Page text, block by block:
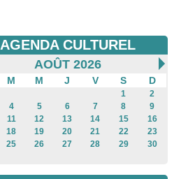
AGENDA CULTUREL
AOÛT 2026
M M J V S D
1
2
4 5 6 7 8
9
11 12 13 14 15
16
18 19 20 21 22
23
25 26 27 28 29
30